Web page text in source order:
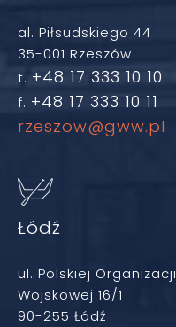
al. Piłsudskiego 44
35-001 Rzeszów
t. +48 17 333 10 10
f. +48 17 333 10 11
rzeszow@gww.pl
Łódź
ul. Polskiej Organizacji
Wojskowej 16/1
90-255 Łódź